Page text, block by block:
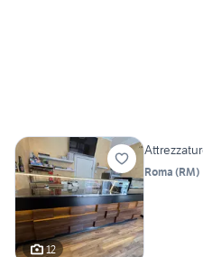
12
Roma (RM)